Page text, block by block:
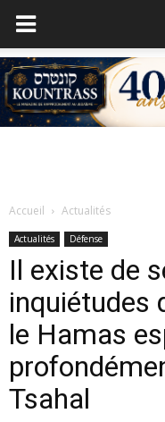
Accueil Actualités
Actualités Défense
Il existe de
inquiétudes
le Hamas
Tsahal